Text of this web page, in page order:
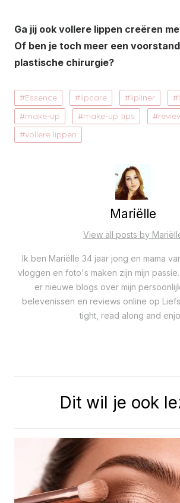
Ga jij ook vollere lippen creëren
Of ben je toch meer een
plastische chirurgie?
Essence lipcare lipliner
make-up
make-up tips
vollere lippen
Mariëlle
View all posts by
Ik ben Mariëlle 34 jaar jong en mama
vloggen en foto's maken zijn mijn
er nieuwe blogs over mijn
belevenissen en reviews online op
tight, read along and
Dit wil je ook